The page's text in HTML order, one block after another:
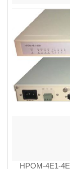
HPOM-4E1-